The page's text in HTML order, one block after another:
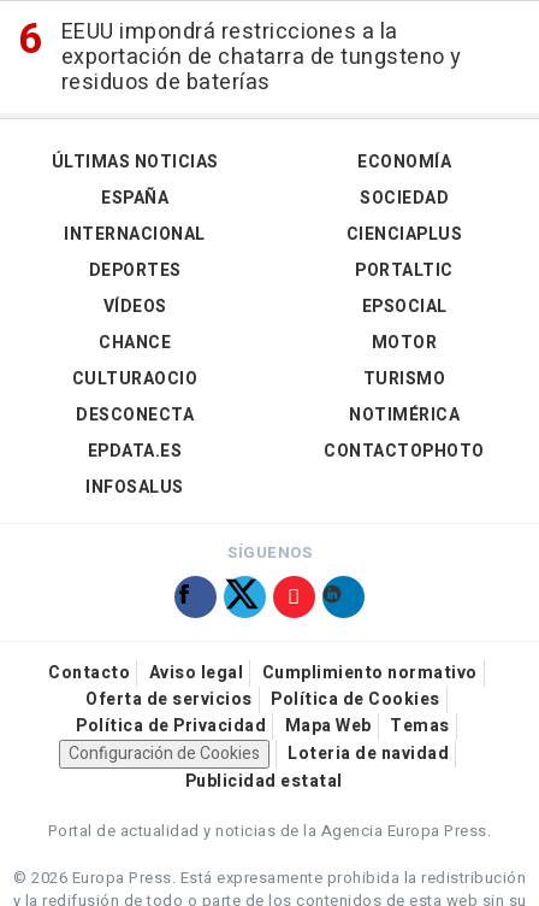
EEUU impondrá restricciones a la
exportación de chatarra de tungsteno y
residuos de baterías
ÚLTIMAS NOTICIAS
ESPAÑA
INTERNACIONAL
DEPORTES
VÍDEOS
ECONOMÍA
SOCIEDAD
CIENCIAPLUS
PORTALTIC
EPSOCIAL
CHANCE
CULTURAOCIO
DESCONECTA
EPDATA.ES
INFOSALUS
MOTOR
TURISMO
NOTIMÉRICA
CONTACTOPHOTO
SÍGUENOS
Contacto Aviso legal
Cumplimiento normativo
Oferta de servicios
Política de Cookies
Política de Privacidad
Mapa Web
Temas
Configuración de Cookies
Loteria de navidad
Publicidad estatal
Portal de actualidad y noticias de la Agencia Europa Press.
© 2026 Europa Press. Está expresamente prohibida la redistribución
y la redifusión de todo o parte de los contenidos de esta web sin su